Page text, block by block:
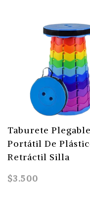
Taburete Plegable
Portátil De
Retráctil Silla
$3.500